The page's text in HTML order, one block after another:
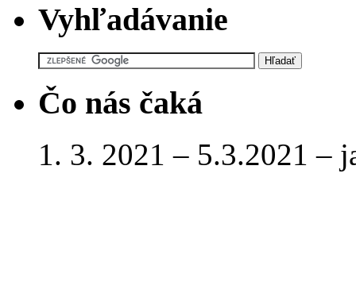
Vyhľadávanie
Čo nás čaká
1. 3. 2021 – 5.3.2021 –